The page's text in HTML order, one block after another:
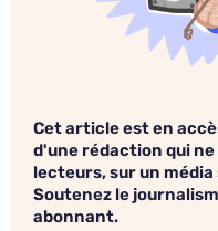
Cet article est en
d'une rédaction qui
lecteurs, sur un
Soutenez le
abonnant.